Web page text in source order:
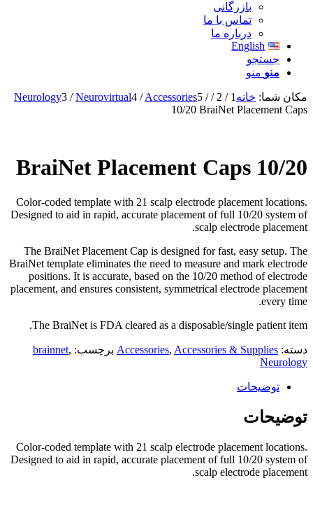
بازرگانی
تماس با ما
درباره ما
English
جستجو
منو منو
مکان شما: خانه 1
/
2
/
Neurology3 / Neurovirtual4 / Accessories5 /
10/20 BraiNet Placement Caps
10/20 BraiNet Placement Caps
Color-coded template with 21 scalp electrode placement locations.
Designed to aid in rapid, accurate placement of full 10/20 system of
scalp electrode placement.
The BraiNet Placement Cap is designed for fast, easy setup. The
BraiNet template eliminates the need to measure and mark electrode
positions. It is accurate, based on the 10/20 method of electrode
placement, and ensures consistent, symmetrical electrode placement
every time.
The BraiNet is FDA cleared as a disposable/single patient item.
دسته: Accessories, Accessories & Supplies برچسب: brainnet,
Neurology
توضیحات
توضیحات
Color-coded template with 21 scalp electrode placement locations.
Designed to aid in rapid, accurate placement of full 10/20 system of
scalp electrode placement.